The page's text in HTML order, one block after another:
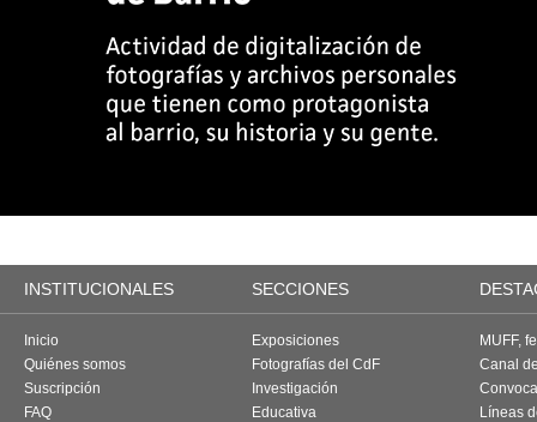
INSTITUCIONALES SECCIONES
Inicio
Quiénes somos
Suscripción
FAQ
Exposiciones
Fotografías del CdF
Investigación
Educativa
MUFF,
Canal
Líneas